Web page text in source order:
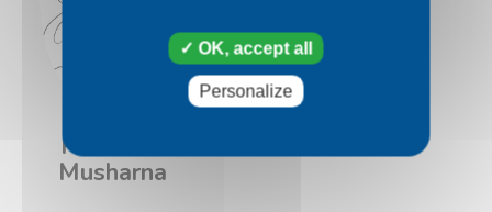
Pokémon
Musharna
OK, accept all
Personalize